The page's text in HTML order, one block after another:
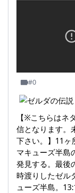
#0
【※こちらはネ
信となります。
下さい。】11ヶ
マキューズ半島
発見する。最後
時渡りしたゼル
ューズ半島。